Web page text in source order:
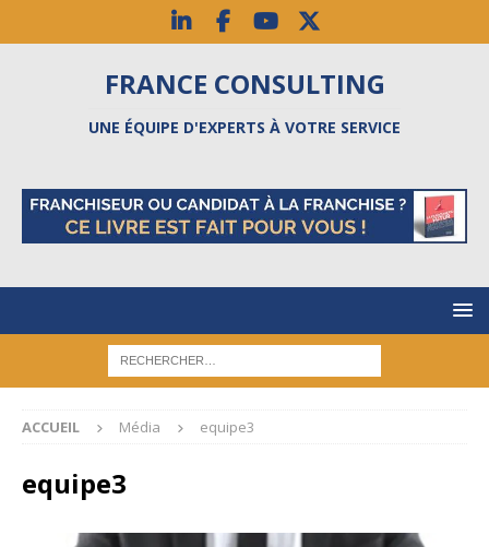
FRANCE CONSULTING
UNE ÉQUIPE D'EXPERTS À VOTRE SERVICE
ACCUEIL Média equipe3
equipe3